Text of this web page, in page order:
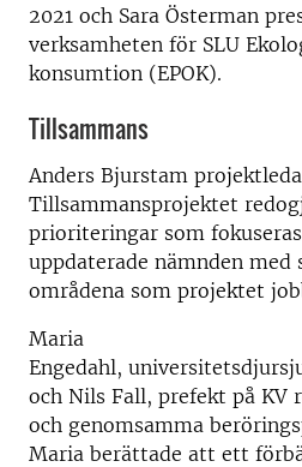
2021 och Sara Österman
verksamheten för SLU
konsumtion (EPOK).
Tillsammans
Anders Bjurstam
Tillsammansprojektet
prioriteringar som
uppdaterade nämnden
områdena som projektet
Maria
Engedahl,
och Nils Fall, prefekt på KV
och genomsamma
Maria berättade att ett